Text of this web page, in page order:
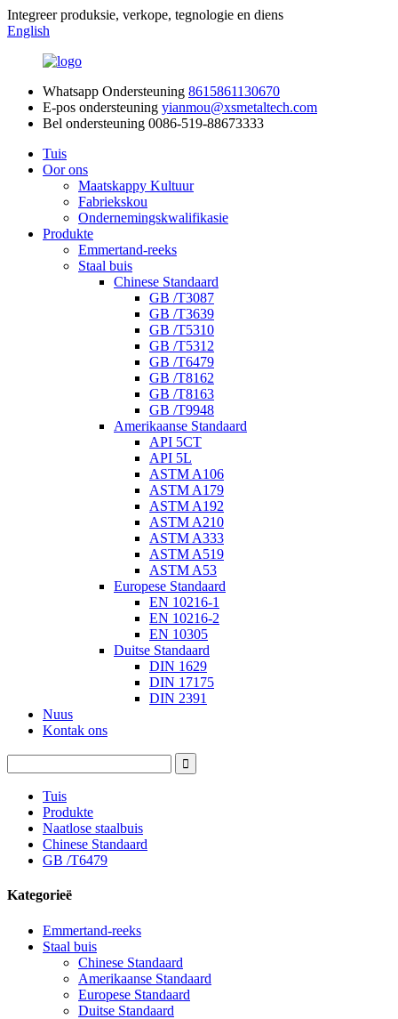
Integreer produksie, verkope, tegnologie en diens
English
Whatsapp Ondersteuning 8615861130670
E-pos ondersteuning yianmou@xsmetaltech.com
Bel ondersteuning 0086-519-88673333
Tuis
Oor ons
Maatskappy Kultuur
Fabriekskou
Ondernemingskwalifikasie
Produkte
Emmertand-reeks
Staal buis
Chinese Standaard
GB /T3087
GB /T3639
GB /T5310
GB /T5312
GB /T6479
GB /T8162
GB /T8163
GB /T9948
Amerikaanse Standaard
API 5CT
API 5L
ASTM A106
ASTM A179
ASTM A192
ASTM A210
ASTM A333
ASTM A519
ASTM A53
Europese Standaard
EN 10216-1
EN 10216-2
EN 10305
Duitse Standaard
DIN 1629
DIN 17175
DIN 2391
Nuus
Kontak ons
Tuis
Produkte
Naatlose staalbuis
Chinese Standaard
GB /T6479
Kategorieë
Emmertand-reeks
Staal buis
Chinese Standaard
Amerikaanse Standaard
Europese Standaard
Duitse Standaard